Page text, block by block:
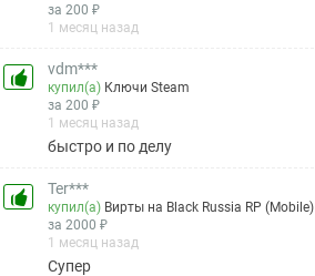
за 200 ₽
1 месяц назад
vdm***
купил(а) Ключи Steam
за 200 ₽
1 месяц назад
быстро и по делу
Ter***
купил(а) Вирты на Black Russia RP (Mobile)
за 2000 ₽
1 месяц назад
Супер